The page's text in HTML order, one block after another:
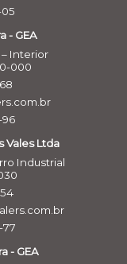
05
- GEA
– Interior
000
96
Vales Ltda
Industrial
77
- GEA